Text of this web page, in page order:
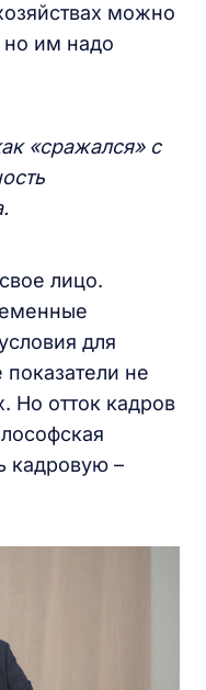
можно
но им надо
«сражался» с
лицо.
для
не
Но отток кадров
кадровую –